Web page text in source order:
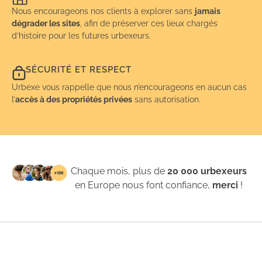
Nous encourageons nos clients à explorer sans jamais
dégrader les sites , afin de préserver ces lieux chargés
d’histoire pour les futures urbexeurs.
SÉCURITÉ ET RESPECT
Urbexe vous rappelle que nous n’encourageons en aucun cas
l’accès à des propriétés privées sans autorisation.
Chaque mois, plus de20 000 urbexeurs
en Europe nous font confiance, merci !